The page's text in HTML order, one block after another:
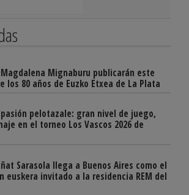
Mignaburu publicarán este
los 80 años de Euzko Etxea de La Plata
pelotazale: gran nivel de juego,
en el torneo Los Vascos 2026 de
Sarasola llega a Buenos Aires como el
euskera invitado a la residencia REM del